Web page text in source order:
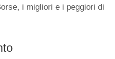
i migliori e i peggiori di